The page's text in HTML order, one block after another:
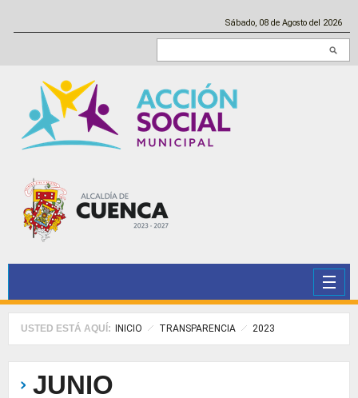
Sábado, 08 de Agosto del 2026
USTED ESTÁ AQUÍ: INICIO TRANSPARENCIA 2023
JUNIO